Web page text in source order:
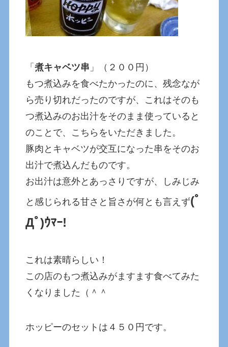
「煮キャベツ串 」（２００円）
もつ煮込みを食べたかったのに、残念なが
ら売り切れだったのですが、これはそのも
つ煮込みのお出汁をそのまま使っていると
のことで、こちらをいただきました。
豚肉とキャベツが交互になった串をそのお
出汁で煮込んだものです。
お出汁は意外とあっさりですが、しみじみ
と感じられる甘さと旨さが何とも言えず(ﾟ
Дﾟ)ｳﾏｰ!
これは素晴らしい！
この店のもつ煮込みがますます食べてみた
くなりました（＾＾
ホッピーのセットは４５０円です。